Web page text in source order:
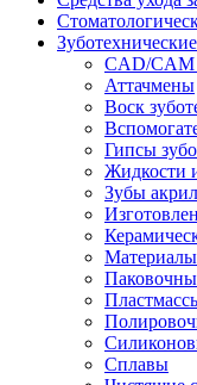
CAD/CAM
Аттачмены
Воск
Гипсы
Жидкости
Зубы
Сплавы